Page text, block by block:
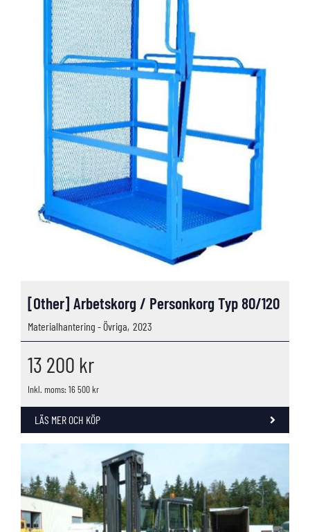
[Other] Arbetskorg / Personkorg Typ 80/120
Materialhantering - Övriga, 2023
13 200 kr
Inkl. moms: 16 500 kr
LÄS MER OCH KÖP